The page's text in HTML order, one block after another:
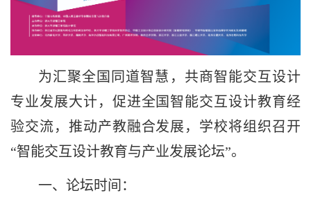
为汇聚全国同道智慧，共商智能交互设计
专业发展大计，促进全国智能交互设计教育经
验交流，推动产教融合发展，学校将组织召开
“智能交互设计教育与产业发展论坛”。
一、论坛时间：